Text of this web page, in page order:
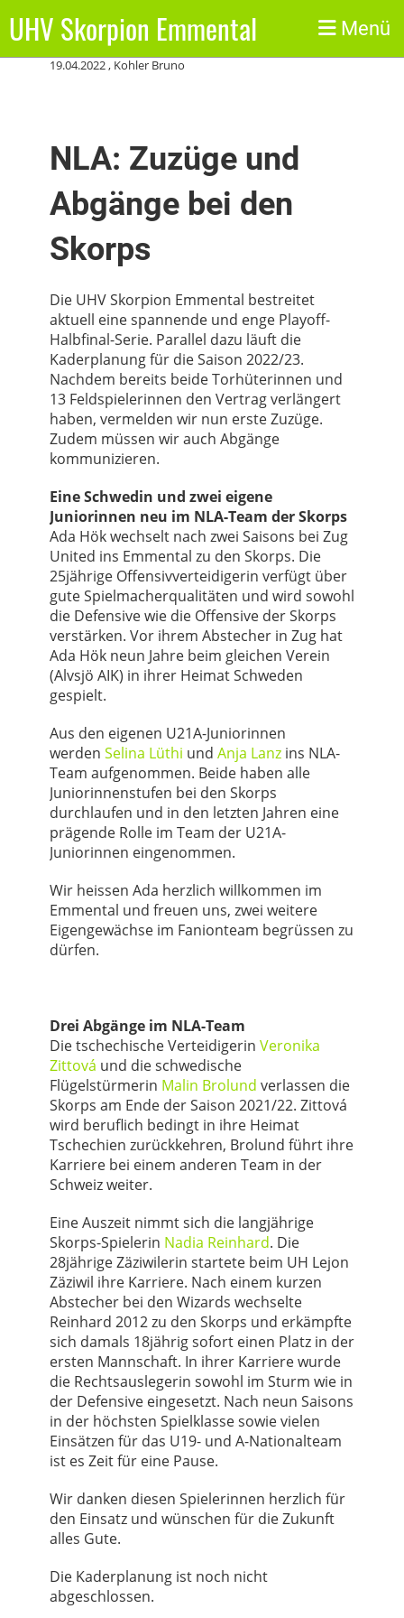
UHV Skorpion Emmental Menü
Zurück
19.04.2022, Kohler Bruno
NLA: Zuzüge und
Abgänge bei den
Skorps
Die UHV Skorpion Emmental bestreitet
aktuell eine spannende und enge Playoff-
Halbfinal-Serie. Parallel dazu läuft die
Kaderplanung für die Saison 2022/23.
Nachdem bereits beide Torhüterinnen und
13 Feldspielerinnen den Vertrag verlängert
haben, vermelden wir nun erste Zuzüge.
Zudem müssen wir auch Abgänge
kommunizieren.
Eine Schwedin und zwei eigene
Juniorinnen neu im NLA-Team der Skorps
Ada Hök wechselt nach zwei Saisons bei Zug
United ins Emmental zu den Skorps. Die
25jährige Offensivverteidigerin verfügt über
gute Spielmacherqualitäten und wird sowohl
die Defensive wie die Offensive der Skorps
verstärken. Vor ihrem Abstecher in Zug hat
Ada Hök neun Jahre beim gleichen Verein
(Alvsjö AIK) in ihrer Heimat Schweden
gespielt.
Aus den eigenen U21A-Juniorinnen
werden Selina Lüthi und Anja Lanz ins NLA-
Team aufgenommen. Beide haben alle
Juniorinnenstufen bei den Skorps
durchlaufen und in den letzten Jahren eine
prägende Rolle im Team der U21A-
Juniorinnen eingenommen.
Wir heissen Ada herzlich willkommen im
Emmental und freuen uns, zwei weitere
Eigengewächse im Fanionteam begrüssen zu
dürfen.
Drei Abgänge im NLA-Team
Die tschechische Verteidigerin Veronika
Zittová und die schwedische
Flügelstürmerin Malin Brolund verlassen die
Skorps am Ende der Saison 2021/22. Zittová
wird beruflich bedingt in ihre Heimat
Tschechien zurückkehren, Brolund führt ihre
Karriere bei einem anderen Team in der
Schweiz weiter.
Eine Auszeit nimmt sich die langjährige
Skorps-Spielerin Nadia Reinhard. Die
28jährige Zäziwilerin startete beim UH Lejon
Zäziwil ihre Karriere. Nach einem kurzen
Abstecher bei den Wizards wechselte
Reinhard 2012 zu den Skorps und erkämpfte
sich damals 18jährig sofort einen Platz in der
ersten Mannschaft. In ihrer Karriere wurde
die Rechtsauslegerin sowohl im Sturm wie in
der Defensive eingesetzt. Nach neun Saisons
in der höchsten Spielklasse sowie vielen
Einsätzen für das U19- und A-Nationalteam
ist es Zeit für eine Pause.
Wir danken diesen Spielerinnen herzlich für
den Einsatz und wünschen für die Zukunft
alles Gute.
Die Kaderplanung ist noch nicht
abgeschlossen.